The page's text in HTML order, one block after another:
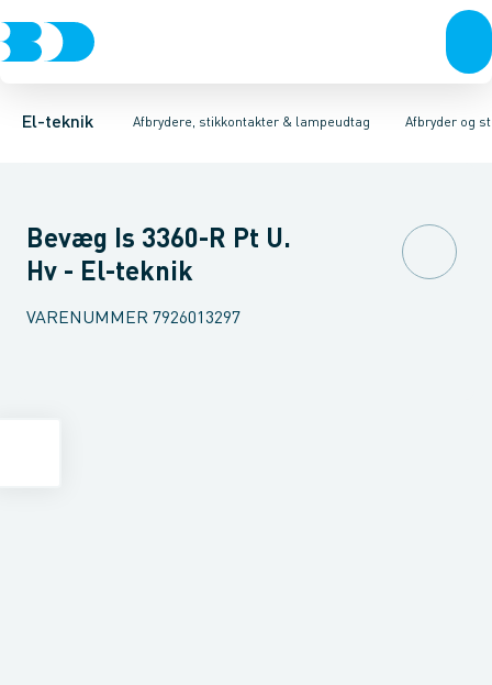
El-teknik Afbrydere, stikkontakter & lampeudtag
Afbrydere, stikkontakter & lampeudtagForgreningsmateriel
Afbryder og
Afbryder og stikdåsemateriel
Afbryder og stikkontakt kombinationInstallationsafbryder
Bevæg Is 3360-R Pt U.
Hv - El-teknik
VARENUMMER 7926013297